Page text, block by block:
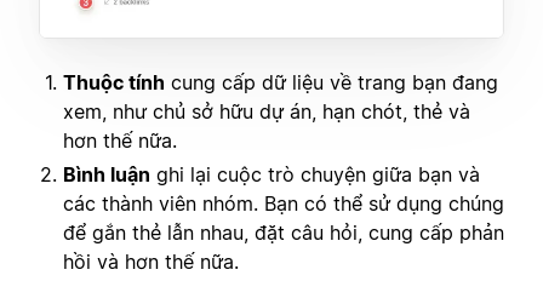
Thuộc tính cung cấp dữ liệu về trang bạn đang
xem, như chủ sở hữu dự án, hạn chót, thẻ và
hơn thế nữa.
Bình luận ghi lại cuộc trò chuyện giữa bạn và
các thành viên nhóm. Bạn có thể sử dụng chúng
để gắn thẻ lẫn nhau, đặt câu hỏi, cung cấp phản
hồi và hơn thế nữa.